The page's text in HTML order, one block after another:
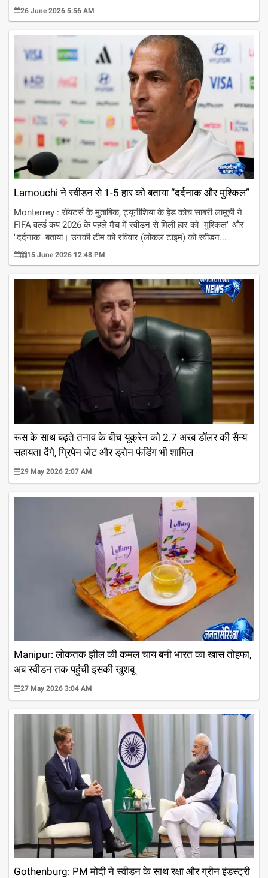
26 June 2026 5:56 AM
Lamouchi ने स्वीडन से 1-5 हार को बताया “दर्दनाक और मुश्किल”
Monterrey : रॉयटर्स के मुताबिक, ट्यूनीशिया के हेड कोच साबरी लामूची ने
FIFA वर्ल्ड कप 2026 के पहले मैच में स्वीडन से मिली हार को "मुश्किल" और
"दर्दनाक" बताया। उनकी टीम को रविवार (लोकल टाइम) को स्वीडन...
15 June 2026 12:48 PM
रूस के साथ बढ़ते तनाव के बीच यूक्रेन को 2.7 अरब डॉलर की सैन्य
सहायता देंगे, ग्रिपेन जेट और ड्रोन फंडिंग भी शामिल
29 May 2026 2:07 AM
Manipur: लोकतक झील की कमल चाय बनी भारत का खास तोहफा,
अब स्वीडन तक पहुंची इसकी खुशबू
27 May 2026 3:04 AM
Gothenburg: PM मोदी ने स्वीडन के साथ रक्षा और ग्रीन इंडस्ट्री